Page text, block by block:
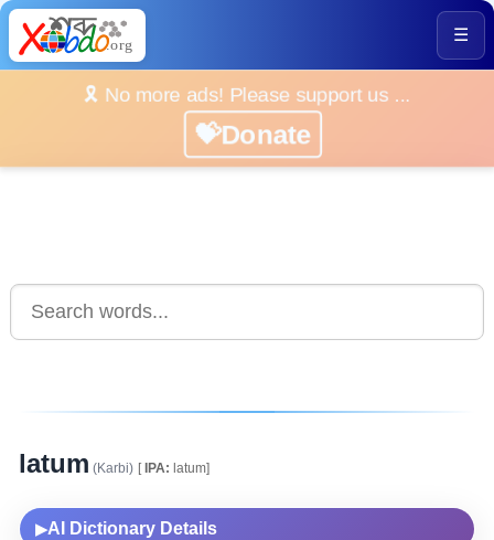
☰
🎗️ No more ads! Please support us ...
💝Donate
latum (Karbi) [IPA: latum]
▶AI Dictionary Details